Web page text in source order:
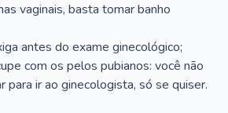
vaginais, basta tomar banho
antes do exame ginecológico;
com os pelos pubianos: você não
para ir ao ginecologista, só se quiser.